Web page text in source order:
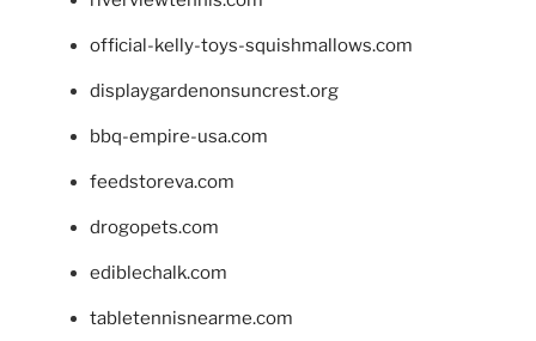
official-kelly-toys-squishmallows.com
displaygardenonsuncrest.org
bbq-empire-usa.com
feedstoreva.com
drogopets.com
ediblechalk.com
tabletennisnearme.com